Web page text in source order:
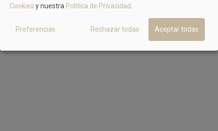
Cookies y nuestra Política de Privacidad
Preferencias Rechazar todas Aceptar todas